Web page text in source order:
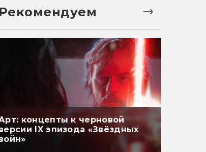
Рекомендуем
концепты к черновой
IX эпизода «Звёздных